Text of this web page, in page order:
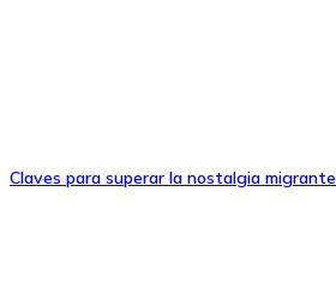
Claves para superar la nostalgia migrante